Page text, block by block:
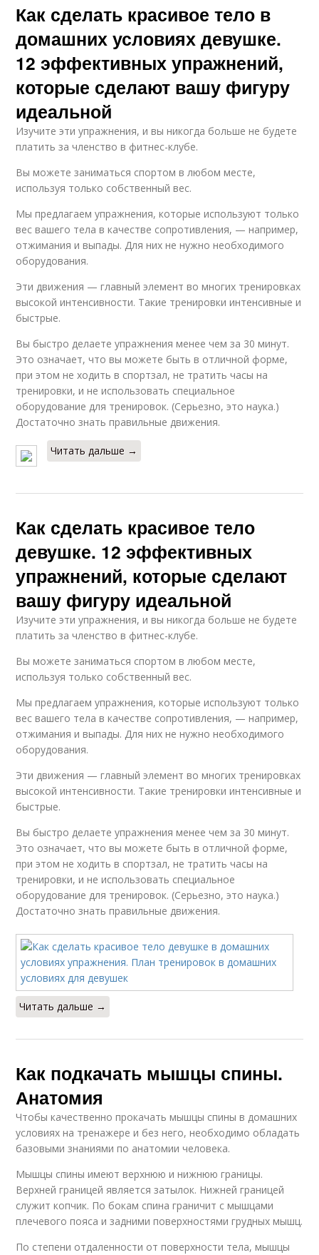
Как сделать красивое тело в
домашних условиях девушке.
12 эффективных упражнений,
которые сделают вашу фигуру
идеальной
Изучите эти упражнения, и вы никогда больше не будете
платить за членство в фитнес-клубе.
Вы можете заниматься спортом в любом месте,
используя только собственный вес.
Мы предлагаем упражнения, которые используют только
вес вашего тела в качестве сопротивления, — например,
отжимания и выпады. Для них не нужно необходимого
оборудования.
Эти движения — главный элемент во многих тренировках
высокой интенсивности. Такие тренировки интенсивные и
быстрые.
Вы быстро делаете упражнения менее чем за 30 минут.
Это означает, что вы можете быть в отличной форме,
при этом не ходить в спортзал, не тратить часы на
тренировки, и не использовать специальное
оборудование для тренировок. (Серьезно, это наука.)
Достаточно знать правильные движения.
Читать дальше →
Как сделать красивое тело
девушке. 12 эффективных
упражнений, которые сделают
вашу фигуру идеальной
Изучите эти упражнения, и вы никогда больше не будете
платить за членство в фитнес-клубе.
Вы можете заниматься спортом в любом месте,
используя только собственный вес.
Мы предлагаем упражнения, которые используют только
вес вашего тела в качестве сопротивления, — например,
отжимания и выпады. Для них не нужно необходимого
оборудования.
Эти движения — главный элемент во многих тренировках
высокой интенсивности. Такие тренировки интенсивные и
быстрые.
Вы быстро делаете упражнения менее чем за 30 минут.
Это означает, что вы можете быть в отличной форме,
при этом не ходить в спортзал, не тратить часы на
тренировки, и не использовать специальное
оборудование для тренировок. (Серьезно, это наука.)
Достаточно знать правильные движения.
Читать дальше →
Как подкачать мышцы спины.
Анатомия
Чтобы качественно прокачать мышцы спины в домашних
условиях на тренажере и без него, необходимо обладать
базовыми знаниями по анатомии человека.
Мышцы спины имеют верхнюю и нижнюю границы.
Верхней границей является затылок. Нижней границей
служит копчик. По бокам спина граничит с мышцами
плечевого пояса и задними поверхностями грудных мышц.
По степени отдаленности от поверхности тела, мышцы